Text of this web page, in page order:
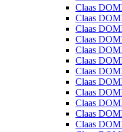
Claas
Claas
Claas
Claas
Claas
Claas
Claas
Claas
Claas
Claas
Claas
Claas